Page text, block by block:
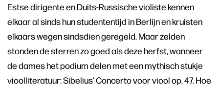
Estse dirigente en Duits-Russische violiste kennen
elkaar al sinds hun studententijd in Berlijn en kruisten
elkaars wegen sindsdien geregeld. Maar zelden
stonden de sterren zo goed als deze herfst, wanneer
de dames het podium delen met een mythisch stukje
vioolliteratuur: Sibelius’ Concerto voor viool op. 47. Hoe